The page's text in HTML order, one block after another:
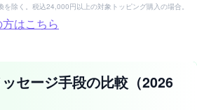
除く。税込24,000円以上の対象トッピング購入の場合。
はこちら
セージ手段の比較（2026